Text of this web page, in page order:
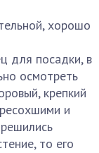
хорошо
для посадки, в
осмотреть
крепкий
и
то его